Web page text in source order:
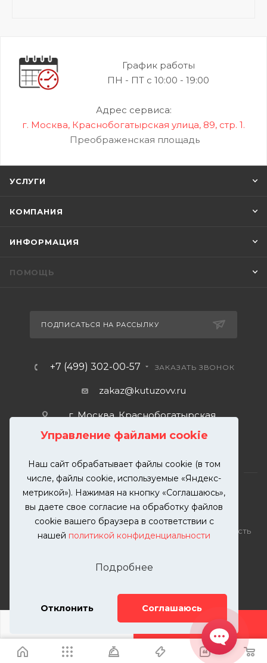
Управление файлами cookie
Наш сайт обрабатывает файлы cookie (в том
числе, файлы cookie, используемые «Яндекс-
метрикой»). Нажимая на кнопку «Соглашаюсь»,
вы даете свое согласие на обработку файлов
cookie вашего браузера в соответствии с
нашей политикой конфиденциальности
Подробнее
Отклонить Соглашаюсь
ДОБАВИТЬ УСЛУГУ
График работы
ПН - ПТ с 10:00 - 19:00
Адрес сервиса:
г. Москва, Краснобогатырская улица, 89, стр. 1.
Преображенская площадь
УСЛУГИ
КОМПАНИЯ
ИНФОРМАЦИЯ
ПОМОЩЬ
ПОДПИСАТЬСЯ НА РАССЫЛКУ
+7 (499) 302-00-57 ЗАКАЗАТЬ ЗВОНОК
zakaz@kutuzovv.ru
г. Москва, Краснобогатырская
2026 © KUTUZOVV | Кузовной ремонт и покраска
автомобилей. Вся информация на сайте – собственность
разрешения запрещена. Все права защищены.
Телефон: 8(499)-302-00-57